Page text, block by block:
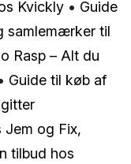
Kvickly • Guide
samlemærker til
Rasp – Alt du
Guide til køb af
Jem og Fix,
tilbud hos